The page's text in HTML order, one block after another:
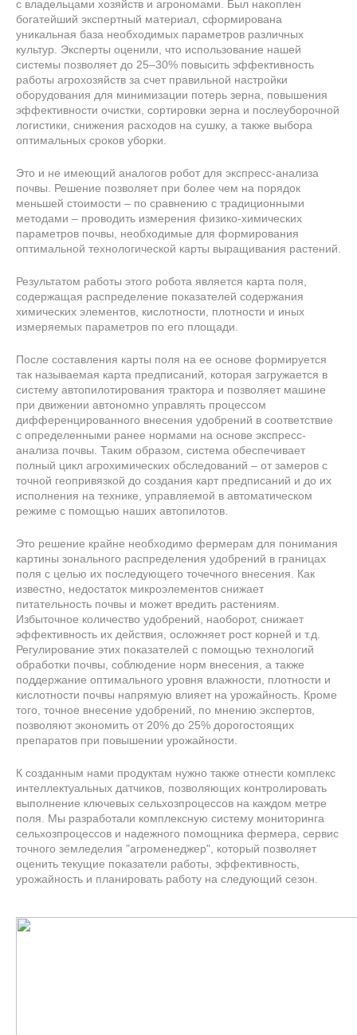
с владельцами хозяйств и агрономами. Был накоплен
богатейший экспертный материал, сформирована
уникальная база необходимых параметров различных
культур. Эксперты оценили, что использование нашей
системы позволяет до 25–30% повысить эффективность
работы агрохозяйств за счет правильной настройки
оборудования для минимизации потерь зерна, повышения
эффективности очистки, сортировки зерна и послеуборочной
логистики, снижения расходов на сушку, а также выбора
оптимальных сроков уборки.
Это и не имеющий аналогов робот для экспресс-анализа
почвы. Решение позволяет при более чем на порядок
меньшей стоимости – по сравнению с традиционными
методами – проводить измерения физико-химических
параметров почвы, необходимые для формирования
оптимальной технологической карты выращивания растений.
Результатом работы этого робота является карта поля,
содержащая распределение показателей содержания
химических элементов, кислотности, плотности и иных
измеряемых параметров по его площади.
После составления карты поля на ее основе формируется
так называемая карта предписаний, которая загружается в
систему автопилотирования трактора и позволяет машине
при движении автономно управлять процессом
дифференцированного внесения удобрений в соответствие
с определенными ранее нормами на основе экспресс-
анализа почвы. Таким образом, система обеспечивает
полный цикл агрохимических обследований – от замеров с
точной геопривязкой до создания карт предписаний и до их
исполнения на технике, управляемой в автоматическом
режиме с помощью наших автопилотов.
Это решение крайне необходимо фермерам для понимания
картины зонального распределения удобрений в границах
поля с целью их последующего точечного внесения. Как
известно, недостаток микроэлементов снижает
питательность почвы и может вредить растениям.
Избыточное количество удобрений, наоборот, снижает
эффективность их действия, осложняет рост корней и т.д.
Регулирование этих показателей с помощью технологий
обработки почвы, соблюдение норм внесения, а также
поддержание оптимального уровня влажности, плотности и
кислотности почвы напрямую влияет на урожайность. Кроме
того, точное внесение удобрений, по мнению экспертов,
позволяют экономить от 20% до 25% дорогостоящих
препаратов при повышении урожайности.
К созданным нами продуктам нужно также отнести комплекс
интеллектуальных датчиков, позволяющих контролировать
выполнение ключевых сельхозпроцессов на каждом метре
поля. Мы разработали комплексную систему мониторинга
сельхозпроцессов и надежного помощника фермера, сервис
точного земледелия "агроменеджер", который позволяет
оценить текущие показатели работы, эффективность,
урожайность и планировать работу на следующий сезон.